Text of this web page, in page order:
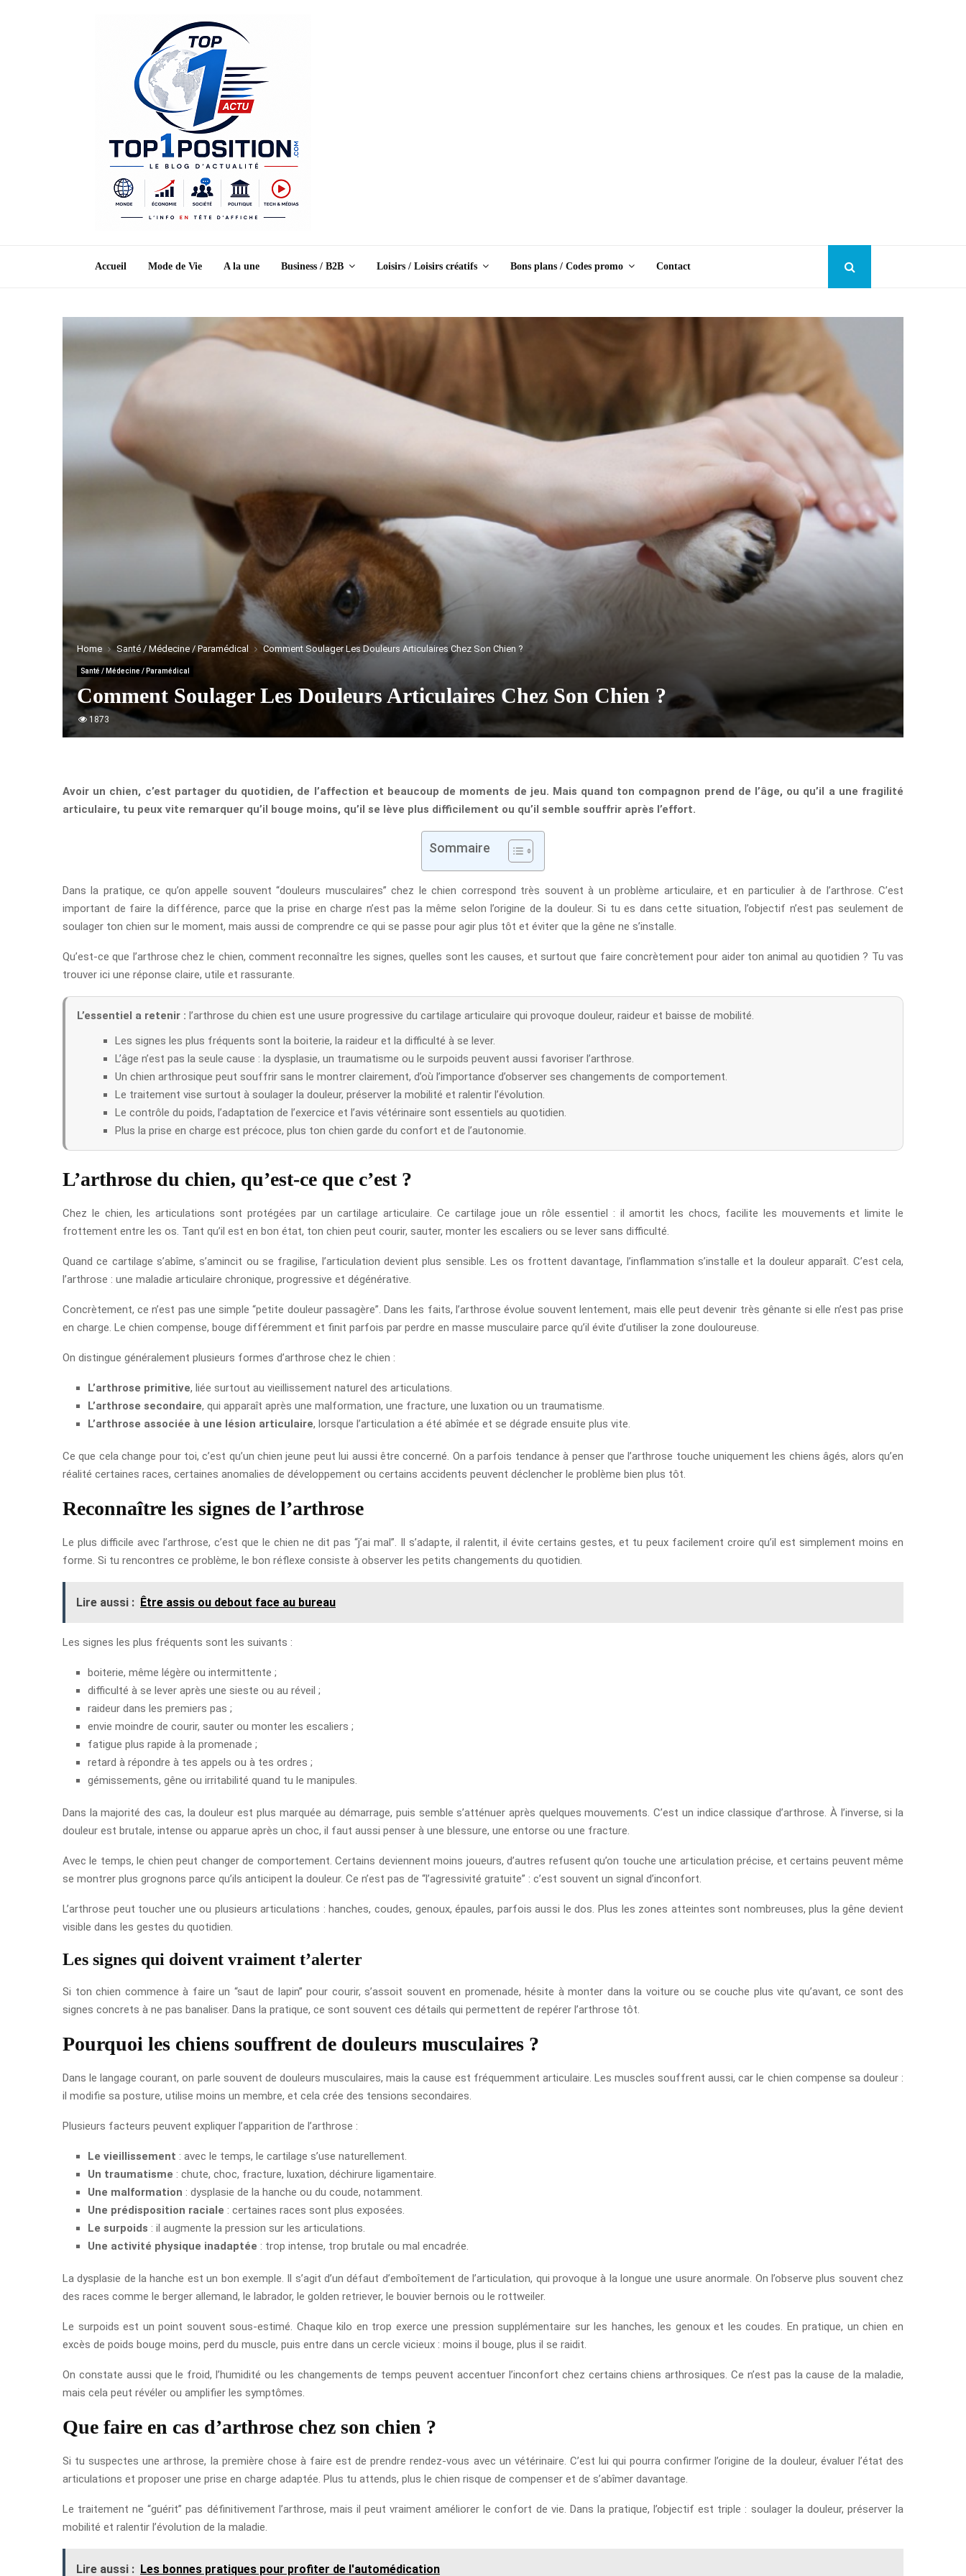
Accueil Mode de Vie A la une Business / B2B Loisirs / Loisirs créatifs Bons plans / Codes promo Contact
Home Santé / Médecine / Paramédical Comment Soulager Les Douleurs Articulaires Chez Son Chien ?
Santé / Médecine / Paramédical
Comment Soulager Les Douleurs Articulaires Chez Son Chien ?
1873
Avoir un chien, c’est partager du quotidien, de l’affection et beaucoup de moments de jeu. Mais quand ton compagnon prend de l’âge, ou qu’il a une fragilité
articulaire, tu peux vite remarquer qu’il bouge moins, qu’il se lève plus difficilement ou qu’il semble souffrir après l’effort.
Sommaire
Dans la pratique, ce qu’on appelle souvent “douleurs musculaires” chez le chien correspond très souvent à un problème articulaire, et en particulier à de l’arthrose. C’est
important de faire la différence, parce que la prise en charge n’est pas la même selon l’origine de la douleur. Si tu es dans cette situation, l’objectif n’est pas seulement de
soulager ton chien sur le moment, mais aussi de comprendre ce qui se passe pour agir plus tôt et éviter que la gêne ne s’installe.
Qu’est-ce que l’arthrose chez le chien, comment reconnaître les signes, quelles sont les causes, et surtout que faire concrètement pour aider ton animal au quotidien ? Tu vas
trouver ici une réponse claire, utile et rassurante.
L’essentiel a retenir : l’arthrose du chien est une usure progressive du cartilage articulaire qui provoque douleur, raideur et baisse de mobilité.
Les signes les plus fréquents sont la boiterie, la raideur et la difficulté à se lever.
L’âge n’est pas la seule cause : la dysplasie, un traumatisme ou le surpoids peuvent aussi favoriser l’arthrose.
Un chien arthrosique peut souffrir sans le montrer clairement, d’où l’importance d’observer ses changements de comportement.
Le traitement vise surtout à soulager la douleur, préserver la mobilité et ralentir l’évolution.
Le contrôle du poids, l’adaptation de l’exercice et l’avis vétérinaire sont essentiels au quotidien.
Plus la prise en charge est précoce, plus ton chien garde du confort et de l’autonomie.
L’arthrose du chien, qu’est-ce que c’est ?
Chez le chien, les articulations sont protégées par un cartilage articulaire. Ce cartilage joue un rôle essentiel : il amortit les chocs, facilite les mouvements et limite le
frottement entre les os. Tant qu’il est en bon état, ton chien peut courir, sauter, monter les escaliers ou se lever sans difficulté.
Quand ce cartilage s’abîme, s’amincit ou se fragilise, l’articulation devient plus sensible. Les os frottent davantage, l’inflammation s’installe et la douleur apparaît. C’est cela,
l’arthrose : une maladie articulaire chronique, progressive et dégénérative.
Concrètement, ce n’est pas une simple “petite douleur passagère”. Dans les faits, l’arthrose évolue souvent lentement, mais elle peut devenir très gênante si elle n’est pas prise
en charge. Le chien compense, bouge différemment et finit parfois par perdre en masse musculaire parce qu’il évite d’utiliser la zone douloureuse.
On distingue généralement plusieurs formes d’arthrose chez le chien :
L’arthrose primitive, liée surtout au vieillissement naturel des articulations.
L’arthrose secondaire, qui apparaît après une malformation, une fracture, une luxation ou un traumatisme.
L’arthrose associée à une lésion articulaire, lorsque l’articulation a été abîmée et se dégrade ensuite plus vite.
Ce que cela change pour toi, c’est qu’un chien jeune peut lui aussi être concerné. On a parfois tendance à penser que l’arthrose touche uniquement les chiens âgés, alors qu’en
réalité certaines races, certaines anomalies de développement ou certains accidents peuvent déclencher le problème bien plus tôt.
Reconnaître les signes de l’arthrose
Le plus difficile avec l’arthrose, c’est que le chien ne dit pas “j’ai mal”. Il s’adapte, il ralentit, il évite certains gestes, et tu peux facilement croire qu’il est simplement moins en
forme. Si tu rencontres ce problème, le bon réflexe consiste à observer les petits changements du quotidien.
Lire aussi : Être assis ou debout face au bureau
Les signes les plus fréquents sont les suivants :
boiterie, même légère ou intermittente ;
difficulté à se lever après une sieste ou au réveil ;
raideur dans les premiers pas ;
envie moindre de courir, sauter ou monter les escaliers ;
fatigue plus rapide à la promenade ;
retard à répondre à tes appels ou à tes ordres ;
gémissements, gêne ou irritabilité quand tu le manipules.
Dans la majorité des cas, la douleur est plus marquée au démarrage, puis semble s’atténuer après quelques mouvements. C’est un indice classique d’arthrose. À l’inverse, si la
douleur est brutale, intense ou apparue après un choc, il faut aussi penser à une blessure, une entorse ou une fracture.
Avec le temps, le chien peut changer de comportement. Certains deviennent moins joueurs, d’autres refusent qu’on touche une articulation précise, et certains peuvent même
se montrer plus grognons parce qu’ils anticipent la douleur. Ce n’est pas de “l’agressivité gratuite” : c’est souvent un signal d’inconfort.
L’arthrose peut toucher une ou plusieurs articulations : hanches, coudes, genoux, épaules, parfois aussi le dos. Plus les zones atteintes sont nombreuses, plus la gêne devient
visible dans les gestes du quotidien.
Les signes qui doivent vraiment t’alerter
Si ton chien commence à faire un “saut de lapin” pour courir, s’assoit souvent en promenade, hésite à monter dans la voiture ou se couche plus vite qu’avant, ce sont des
signes concrets à ne pas banaliser. Dans la pratique, ce sont souvent ces détails qui permettent de repérer l’arthrose tôt.
Pourquoi les chiens souffrent de douleurs musculaires ?
Dans le langage courant, on parle souvent de douleurs musculaires, mais la cause est fréquemment articulaire. Les muscles souffrent aussi, car le chien compense sa douleur :
il modifie sa posture, utilise moins un membre, et cela crée des tensions secondaires.
Plusieurs facteurs peuvent expliquer l’apparition de l’arthrose :
Le vieillissement : avec le temps, le cartilage s’use naturellement.
Un traumatisme : chute, choc, fracture, luxation, déchirure ligamentaire.
Une malformation : dysplasie de la hanche ou du coude, notamment.
Une prédisposition raciale : certaines races sont plus exposées.
Le surpoids : il augmente la pression sur les articulations.
Une activité physique inadaptée : trop intense, trop brutale ou mal encadrée.
La dysplasie de la hanche est un bon exemple. Il s’agit d’un défaut d’emboîtement de l’articulation, qui provoque à la longue une usure anormale. On l’observe plus souvent chez
des races comme le berger allemand, le labrador, le golden retriever, le bouvier bernois ou le rottweiler.
Le surpoids est un point souvent sous-estimé. Chaque kilo en trop exerce une pression supplémentaire sur les hanches, les genoux et les coudes. En pratique, un chien en
excès de poids bouge moins, perd du muscle, puis entre dans un cercle vicieux : moins il bouge, plus il se raidit.
On constate aussi que le froid, l’humidité ou les changements de temps peuvent accentuer l’inconfort chez certains chiens arthrosiques. Ce n’est pas la cause de la maladie,
mais cela peut révéler ou amplifier les symptômes.
Que faire en cas d’arthrose chez son chien ?
Si tu suspectes une arthrose, la première chose à faire est de prendre rendez-vous avec un vétérinaire. C’est lui qui pourra confirmer l’origine de la douleur, évaluer l’état des
articulations et proposer une prise en charge adaptée. Plus tu attends, plus le chien risque de compenser et de s’abîmer davantage.
Le traitement ne “guérit” pas définitivement l’arthrose, mais il peut vraiment améliorer le confort de vie. Dans la pratique, l’objectif est triple : soulager la douleur, préserver la
mobilité et ralentir l’évolution de la maladie.
Lire aussi : Les bonnes pratiques pour profiter de l'automédication